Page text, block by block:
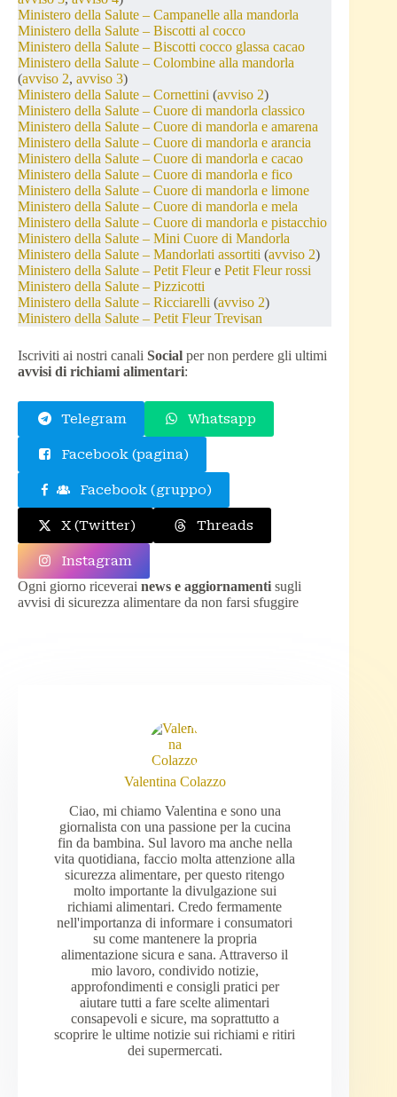
Ministero della Salute – Campanelle alla mandorla
Ministero della Salute – Biscotti al cocco
Ministero della Salute – Biscotti cocco glassa cacao
Ministero della Salute – Colombine alla mandorla
(avviso 2, avviso 3)
Ministero della Salute – Cornettini (avviso 2)
Ministero della Salute – Cuore di mandorla classico
Ministero della Salute – Cuore di mandorla e amarena
Ministero della Salute – Cuore di mandorla e arancia
Ministero della Salute – Cuore di mandorla e cacao
Ministero della Salute – Cuore di mandorla e fico
Ministero della Salute – Cuore di mandorla e limone
Ministero della Salute – Cuore di mandorla e mela
Ministero della Salute – Cuore di mandorla e pistacchio
Ministero della Salute – Mini Cuore di Mandorla
Ministero della Salute – Mandorlati assortiti (avviso 2)
Ministero della Salute – Petit Fleure Petit Fleur rossi
Ministero della Salute – Pizzicotti
Ministero della Salute – Ricciarelli (avviso 2)
Ministero della Salute – Petit Fleur Trevisan
Iscriviti ai nostri canali Social per non perdere gli ultimi
avvisi di richiami alimentari:
Telegram Whatsapp
Facebook (pagina)
Facebook (gruppo)
X (Twitter) Threads
Instagram
Ogni giorno riceverai news e aggiornamenti sugli
avvisi di sicurezza alimentare da non farsi sfuggire
Valentina Colazzo
Ciao, mi chiamo Valentina e sono una
giornalista con una passione per la cucina
fin da bambina. Sul lavoro ma anche nella
vita quotidiana, faccio molta attenzione alla
sicurezza alimentare, per questo ritengo
molto importante la divulgazione sui
richiami alimentari. Credo fermamente
nell'importanza di informare i consumatori
su come mantenere la propria
alimentazione sicura e sana. Attraverso il
mio lavoro, condivido notizie,
approfondimenti e consigli pratici per
aiutare tutti a fare scelte alimentari
consapevoli e sicure, ma soprattutto a
scoprire le ultime notizie sui richiami e ritiri
dei supermercati.